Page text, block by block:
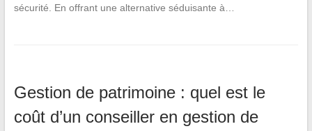
sécurité. En offrant une alternative séduisante à…
Gestion de patrimoine : quel est le
coût d’un conseiller en gestion de